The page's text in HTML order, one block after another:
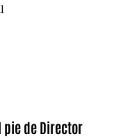
pie de Director